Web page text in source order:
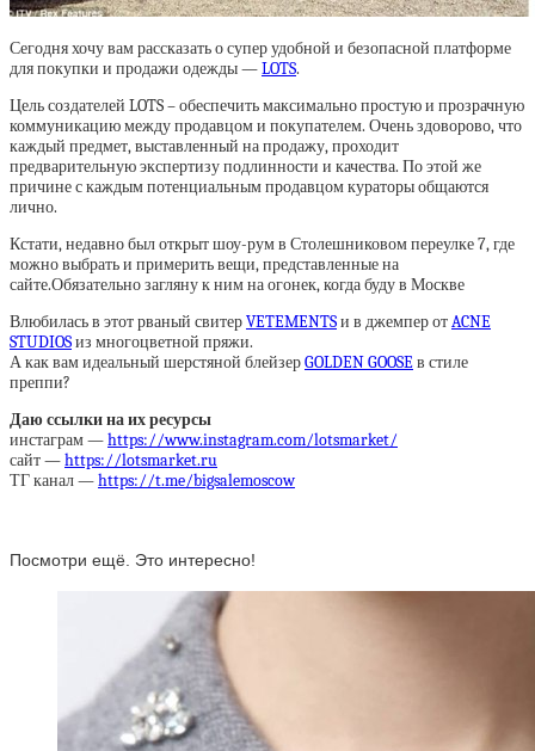
Сегодня хочу вам рассказать о супер удобной и безопасной платформе
для покупки и продажи одежды —LOTS.
Цель создателей LOTS – обеспечить максимально простую и прозрачную
коммуникацию между продавцом и покупателем. Очень здоворово, что
каждый предмет, выставленный на продажу, проходит
предварительную экспертизу подлинности и качества. По этой же
причине с каждым потенциальным продавцом кураторы общаются
лично.
Кстати, недавно был открыт шоу-рум в Столешниковом переулке 7, где
можно выбрать и примерить вещи, представленные на
сайте.Обязательно загляну к ним на огонек, когда буду в Москве
Влюбилась в этот рваный свитерVETEMENTSи в джемпер отACNE
STUDIOSиз многоцветной пряжи.
А как вам идеальный шерстяной блейзерGOLDEN GOOSEв стиле
преппи?
Даю ссылки на их ресурсы
инстаграм —https://www.instagram.com/lotsmarket/
сайт —https://lotsmarket.ru
ТГ канал —https://t.me/bigsalemoscow
Посмотри ещё. Это интересно!